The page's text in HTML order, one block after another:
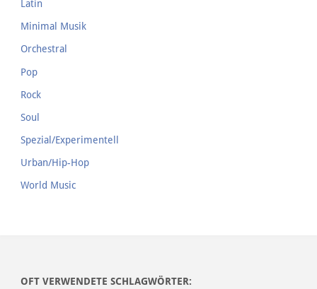
Latin
Minimal Musik
Orchestral
Pop
Rock
Soul
Spezial/Experimentell
Urban/Hip-Hop
World Music
OFT VERWENDETE SCHLAGWÖRTER: